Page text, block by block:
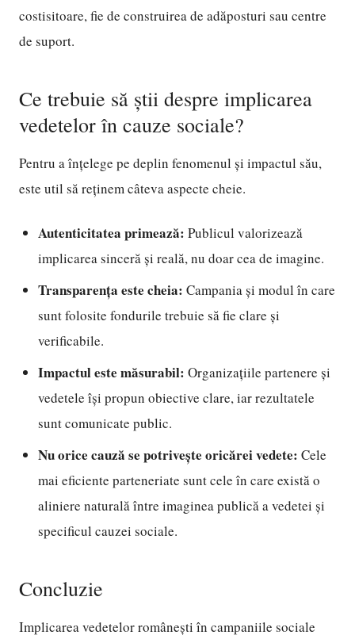
costisitoare, fie de construirea de adăposturi sau centre
de suport.
Ce trebuie să știi despre implicarea
vedetelor în cauze sociale?
Pentru a înțelege pe deplin fenomenul și impactul său,
este util să reținem câteva aspecte cheie.
Autenticitatea primează: Publicul valorizează
implicarea sinceră și reală, nu doar cea de imagine.
Transparența este cheia: Campania și modul în care
sunt folosite fondurile trebuie să fie clare și
verificabile.
Impactul este măsurabil: Organizațiile partenere și
vedetele își propun obiective clare, iar rezultatele
sunt comunicate public.
Nu orice cauză se potrivește oricărei vedete: Cele
mai eficiente parteneriate sunt cele în care există o
aliniere naturală între imaginea publică a vedetei și
specificul cauzei sociale.
Concluzie
Implicarea vedetelor românești în campaniile sociale